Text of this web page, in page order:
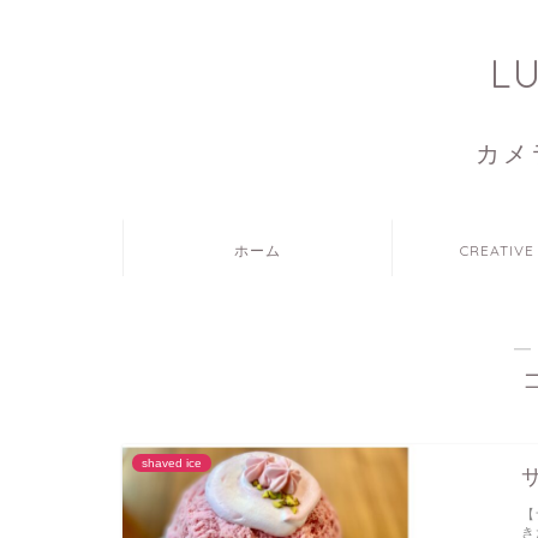
カ
ホーム
―
shaved ice